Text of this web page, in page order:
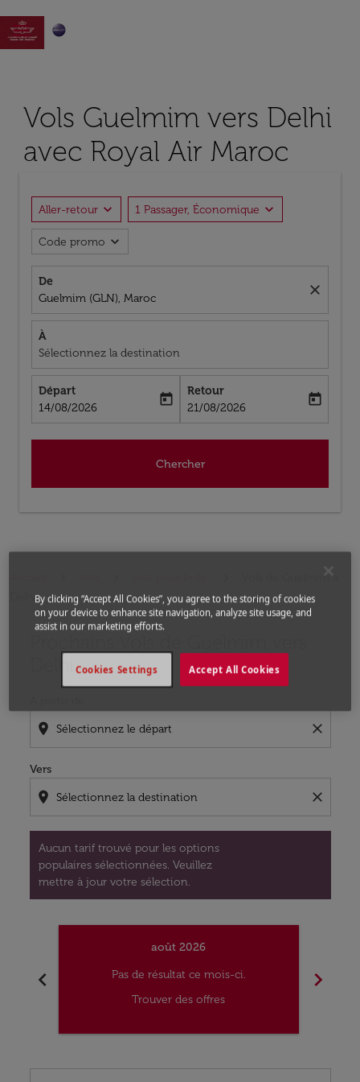

Vols Guelmim vers Delhi
avec Royal Air Maroc
Aller-retour expand_more 1 Passager, Économique expand_more
Code promo expand_more
De
Guelmim (GLN), Maroc
close
À
Sélectionnez la destination
Départ
fc-booking-departure-date-aria-label
14/08/2026
today
Retour
fc-booking-return-date-aria-label
21/08/2026
today
Chercher
Vols de Guelmim a
Delhi
location_on close
Vers
location_on close
Aucun tarif trouvé pour les options
populaires sélectionnées. Veuillez
mettre à jour votre sélection.
chevron_left
août 2026
Pas de résultat ce mois-ci.
Trouver des offres
chevron_right
By clicking “Accept All Cookies”, you agree to the storing of cookies
on your device to enhance site navigation, analyze site usage, and
assist in our marketing efforts.
Accept All Cookies
Cookies Settings